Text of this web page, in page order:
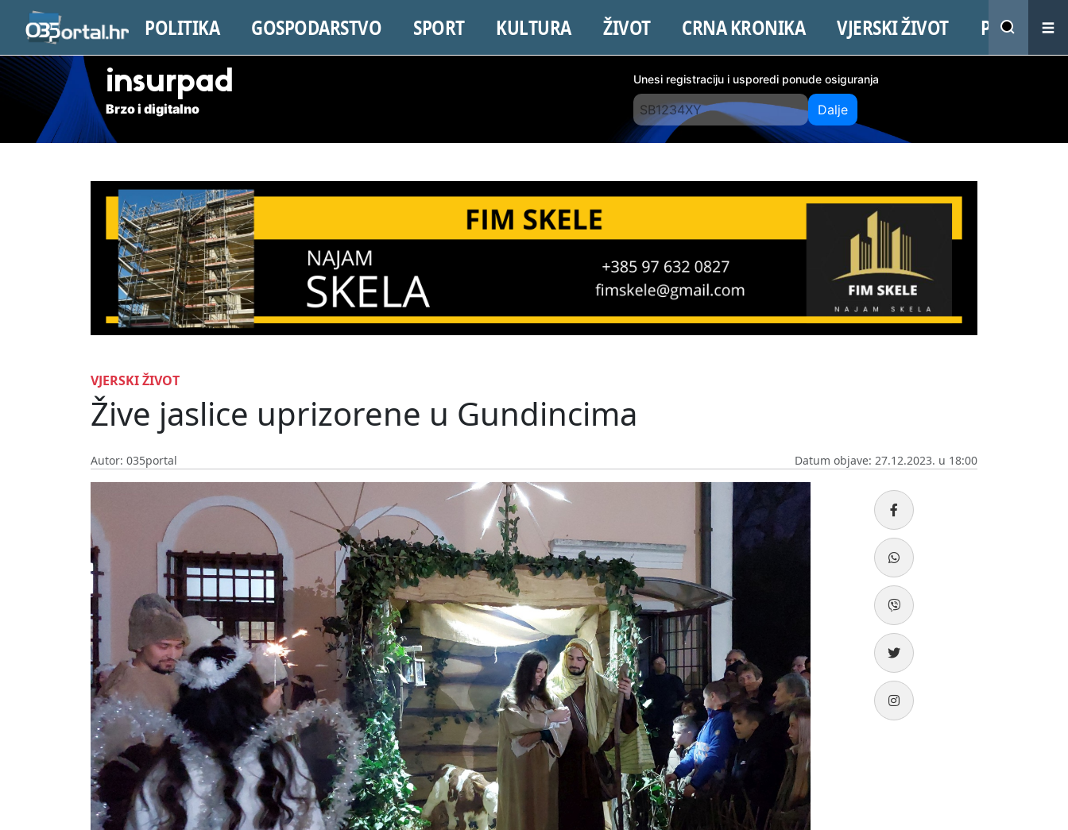
POLITIKA GOSPODARSTVO SPORT KULTURA ŽIVOT CRNA KRONIKA VJERSKI ŽIVOT PROMO
insurpad
Brzo i digitalno
Unesi registraciju i usporedi ponude osiguranja
Dalje
VJERSKI ŽIVOT
Žive jaslice uprizorene u Gundincima
Autor: 035portal Datum objave: 27.12.2023. u 18:00